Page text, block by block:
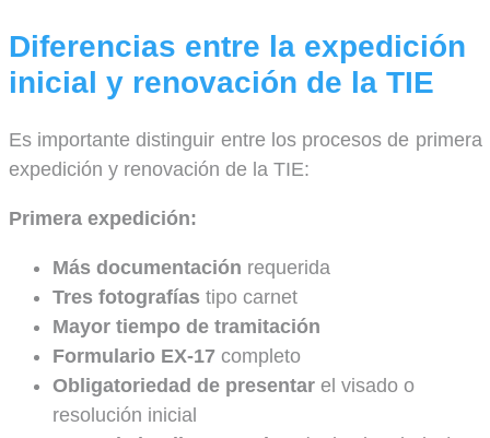
Diferencias entre la expedición
inicial y renovación de la TIE
Es importante distinguir entre los procesos de primera
expedición y renovación de la TIE:
Primera expedición:
Más documentación requerida
Tres fotografías tipo carnet
Mayor tiempo de tramitación
Formulario EX-17 completo
Obligatoriedad de presentar el visado o
resolución inicial